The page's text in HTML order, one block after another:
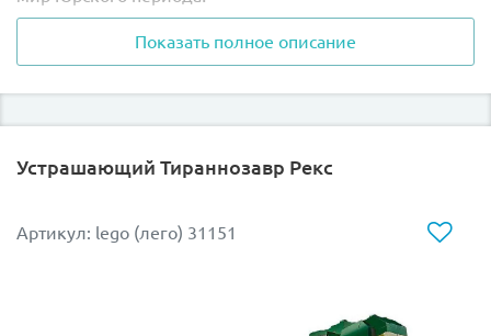
Для всех желающих увидеть битву динозавров на
рыночной площади устроена специальная яма.
Зрители собрались на просмотр зрелищного побоища,
но тут из загона сбежал крупный экземпляр, сломав
прыгнул в седло железного коня и помчался за
ведь чтобы усмирить динозавра в него на скорости
Показать полное описание
Устрашающий Тираннозавр Рекс
Артикул: lego (лего) 31151